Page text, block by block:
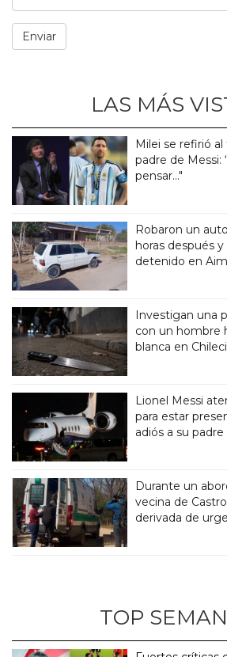
LAS MÁS
Milei se refirió
padre de Messi:
pensar..."
Robaron un
horas después
detenido en
Investigan una
con un hombre
blanca en
Lionel Messi
para estar
adiós a su
Durante un
vecina de
derivada de
TOP